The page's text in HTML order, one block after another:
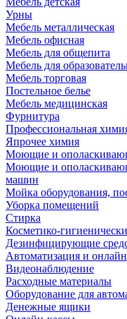
Урны
Мебель металлическая
Мебель офисная
Мебель для общепита
Мебель для
Мебель торговая
Постельное белье
Мебель медицинская
Фурнитура
Профессиональная
Япрочее химия
Моющие и
Моющие и
машин
Мойка оборудования,
Уборка помещений
Стирка
Косметико-
Дезинфицирующие
Автоматизация и
Видеонаблюдение
Расходные материалы
Оборудование для
Денежные ящики